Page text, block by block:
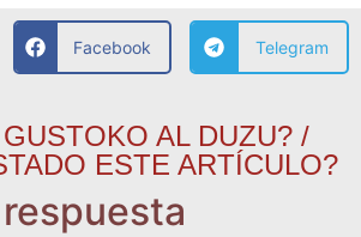
Facebook Telegram
AL DUZU? /
ESTE ARTÍCULO?